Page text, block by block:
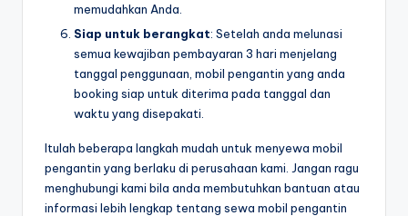
memudahkan Anda.
Siap untuk berangkat: Setelah anda melunasi
semua kewajiban pembayaran 3 hari menjelang
tanggal penggunaan, mobil pengantin yang anda
booking siap untuk diterima pada tanggal dan
waktu yang disepakati.
Itulah beberapa langkah mudah untuk menyewa mobil
pengantin yang berlaku di perusahaan kami. Jangan ragu
menghubungi kami bila anda membutuhkan bantuan atau
informasi lebih lengkap tentang sewa mobil pengantin